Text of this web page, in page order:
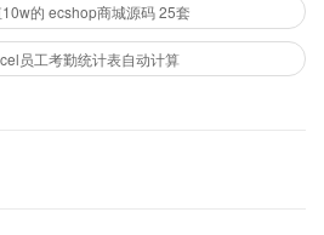
10w的 ecshop商城源码 25套
员工考勤统计表自动计算